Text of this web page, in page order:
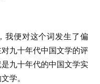
便对这个词发生了偏
九十年代中国文学的评
九十年代的中国文学实
学。